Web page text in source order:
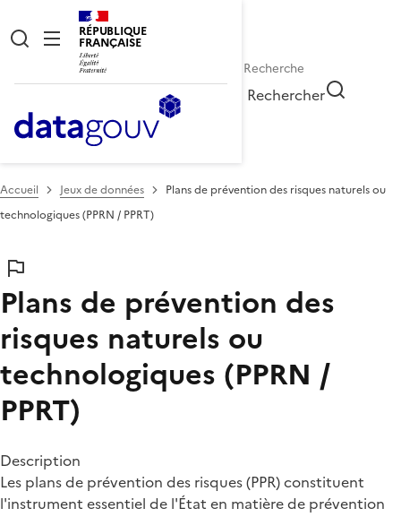
RÉPUBLIQUE
FRANÇAISE
Rechercher
Accueil Jeux de données
Plans de prévention des risques naturels ou
technologiques (PPRN / PPRT)
Plans de prévention des
risques naturels ou
technologiques (PPRN /
PPRT)
Description
Les plans de prévention des risques (PPR) constituent
l'instrument essentiel de l'État en matière de prévention